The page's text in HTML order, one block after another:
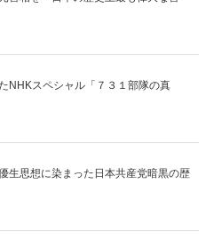
NHKスペシャル「７３１部隊の真
生思想に染まった日本共産党暗黒の歴